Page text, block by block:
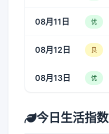
08月11日 优
08月12日 良
08月13日 优
今日生活指数